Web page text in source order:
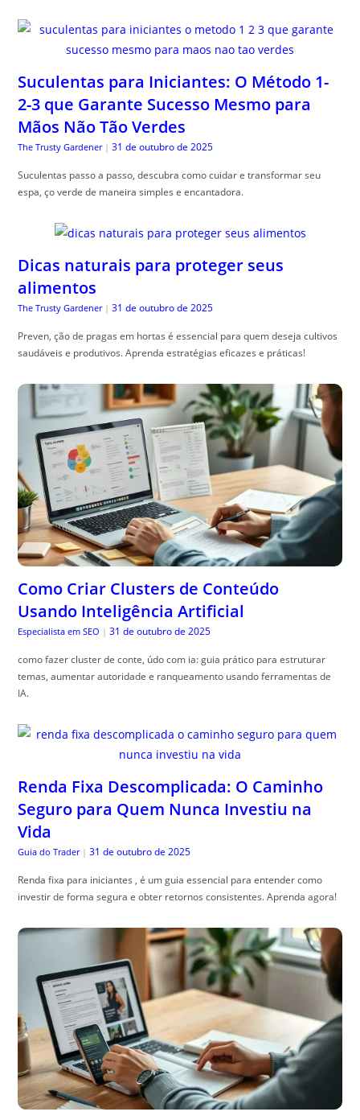
Suculentas para Iniciantes: O Método 1-
2-3 que Garante Sucesso Mesmo para
Mãos Não Tão Verdes
The Trusty Gardener | 31 de outubro de 2025
Suculentas passo a passo, descubra como cuidar e transformar seu
espa, ço verde de maneira simples e encantadora.
Dicas naturais para proteger seus
alimentos
The Trusty Gardener | 31 de outubro de 2025
Preven, ção de pragas em hortas é essencial para quem deseja cultivos
saudáveis e produtivos. Aprenda estratégias eficazes e práticas!
Como Criar Clusters de Conteúdo
Usando Inteligência Artificial
Especialista em SEO | 31 de outubro de 2025
como fazer cluster de conte, údo com ia: guia prático para estruturar
temas, aumentar autoridade e ranqueamento usando ferramentas de
IA.
Renda Fixa Descomplicada: O Caminho
Seguro para Quem Nunca Investiu na
Vida
Guia do Trader | 31 de outubro de 2025
Renda fixa para iniciantes , é um guia essencial para entender como
investir de forma segura e obter retornos consistentes. Aprenda agora!